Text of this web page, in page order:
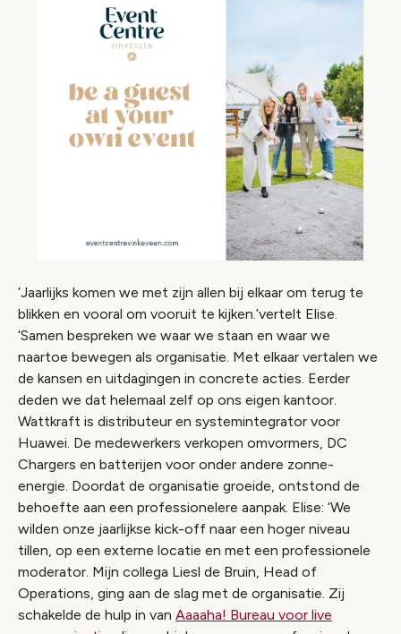
‘Jaarlijks komen we met zijn allen bij elkaar om terug te
blikken en vooral om vooruit te kijken.’vertelt Elise.
‘Samen bespreken we waar we staan en waar we
naartoe bewegen als organisatie. Met elkaar vertalen we
de kansen en uitdagingen in concrete acties. Eerder
deden we dat helemaal zelf op ons eigen kantoor.
Wattkraft is distributeur en systemintegrator voor
Huawei. De medewerkers verkopen omvormers, DC
Chargers en batterijen voor onder andere zonne-
energie. Doordat de organisatie groeide, ontstond de
behoefte aan een professionelere aanpak. Elise: ‘We
wilden onze jaarlijkse kick-off naar een hoger niveau
tillen, op een externe locatie en met een professionele
moderator. Mijn collega Liesl de Bruin, Head of
Operations, ging aan de slag met de organisatie. Zij
schakelde de hulp in van Aaaaha! Bureau voor live